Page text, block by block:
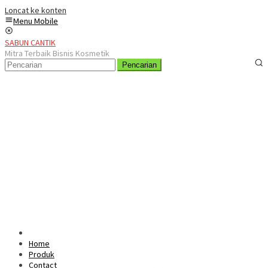
Loncat ke konten
Menu Mobile
SABUN CANTIK
Mitra Terbaik Bisnis Kosmetik
Pencarian
Home
Produk
Contact